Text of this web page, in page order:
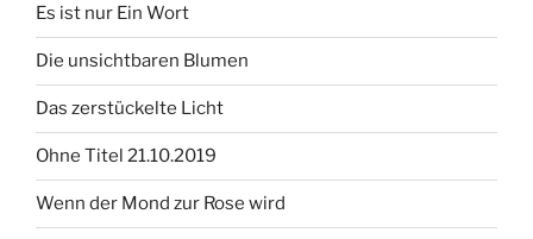
Es ist nur Ein Wort
Die unsichtbaren Blumen
Das zerstückelte Licht
Ohne Titel 21.10.2019
Wenn der Mond zur Rose wird